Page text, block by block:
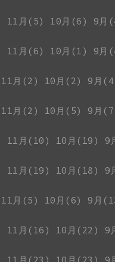
11月(5) 10月(6) 9月
11月(6) 10月(1) 9月
11月(2) 10月(2) 9月
11月(2) 10月(5) 9月
11月(10) 10月(19) 9
11月(19) 10月(18) 9
11月(5) 10月(6) 9月
11月(16) 10月(22) 9